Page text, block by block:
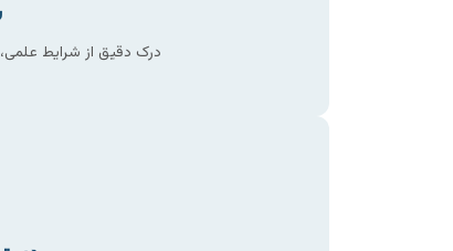
درک دقیق از شرایط